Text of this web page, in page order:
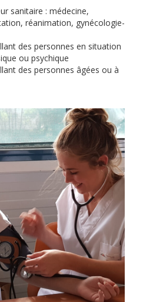
sanitaire : médecine,
réanimation, gynécologie-
des personnes en situation
ou psychique
des personnes âgées ou à